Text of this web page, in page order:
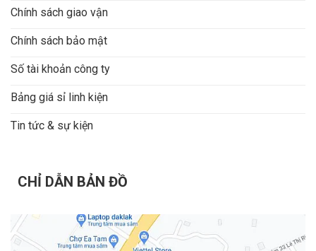
Chính sách giao vận
Chính sách bảo mật
Số tài khoản công ty
Bảng giá sỉ linh kiện
Tin tức & sự kiện
CHỈ DẪN BẢN ĐỒ